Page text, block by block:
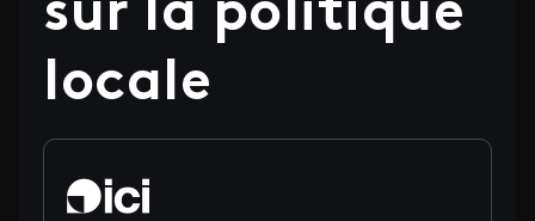
sur la politique
locale